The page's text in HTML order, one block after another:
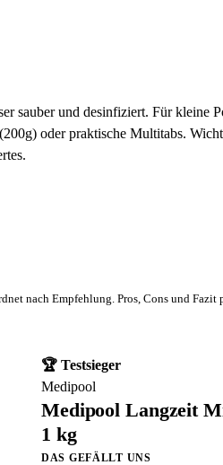
sauber und desinfiziert. Für kleine
oder praktische Multitabs.
nach Empfehlung. Pros, Cons und
🏆 Testsieger
Medipool
Medipool Langzeit
1 kg
DAS GEFÄLLT UNS